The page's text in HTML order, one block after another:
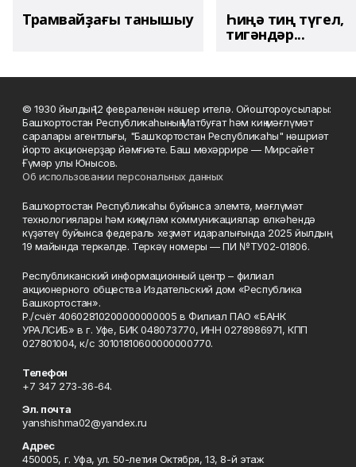
Трамвайҙағы танышыу Һиңә тиң түгел,
тигәндәр...
© 1930 йылдың 12 февраленән нәшер ителә. Ойоштороусылары:
Башҡортостан Республикаһының Матбуғат һәм киң мәғлүмәт
саралары агентлығы, "Башҡортостан Республикаһы" нәшриәт
йорто акционерҙар йәмғиәте. Баш мөхәррире — Мирсәйет
Ғүмәр улы Юнысов.
Об использовании персональных данных
Башҡортостан Республикаһы буйынса элемтә, мәғлүмәт
технологиялары һәм киңкүләм коммуникациялар өлкәһендә
күҙәтеү буйынса федераль хеҙмәт идаралығында 2025 йылдың
19 майында теркәлде. Теркәү номеры — ПИ №ТУ02-01806.
Республиканский информационный центр – филиал
акционерного общества Издательский дом «Республика
Башкортостан».
Р./счёт 40602810200000000005 в Филиал ПАО «БАНК
УРАЛСИБ» в г. Уфе, БИК 048073770, ИНН 0278986971, КПП
027801004, к/с 30101810600000000770.
Телефон
+7 347 273-36-64.
Эл. почта
yanshishma02@yandex.ru
Адрес
450005, г. Уфа, ул. 50-летия Октября, 13, 8-й этаж